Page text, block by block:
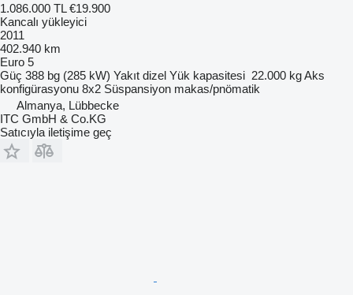
1.086.000 TL €19.900
Kancalı yükleyici
2011
402.940 km
Euro 5
Güç 388 bg (285 kW) Yakıt dizel Yük kapasitesi 22.000 kgAks
konfigürasyonu 8x2 Süspansiyon makas/pnömatik
Almanya, Lübbecke
ITC GmbH & Co.KG
Satıcıyla iletişime geç